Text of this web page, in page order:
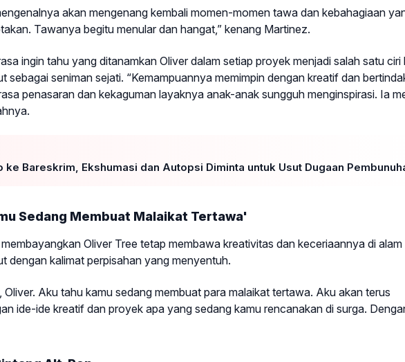
akan mengenang kembali momen-momen tawa dan kebahagiaan
Tawanya begitu menular dan hangat,” kenang Martinez.
ingin tahu yang ditanamkan Oliver dalam setiap proyek menjadi salah satu ciri
sebagai seniman sejati. “Kemampuannya memimpin dengan kreatif dan
penasaran dan kekaguman layaknya anak-anak sungguh menginspirasi. Ia
ke Bareskrim, Ekshumasi dan Autopsi Diminta untuk Usut Dugaan
Sedang Membuat Malaikat Tertawa'
Oliver Tree tetap membawa kreativitas dan keceriaannya di
dengan kalimat perpisahan yang menyentuh.
Oliver. Aku tahu kamu sedang membuat para malaikat tertawa. Aku akan terus
ide-ide kreatif dan proyek apa yang sedang kamu rencanakan di surga.